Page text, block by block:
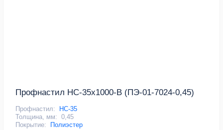
Профнастил НС-35x1000-B (ПЭ-01-7024-0,45)
Профнастил:
НС-35
Толщина, мм: 0,45
Покрытие:
Полиэстер